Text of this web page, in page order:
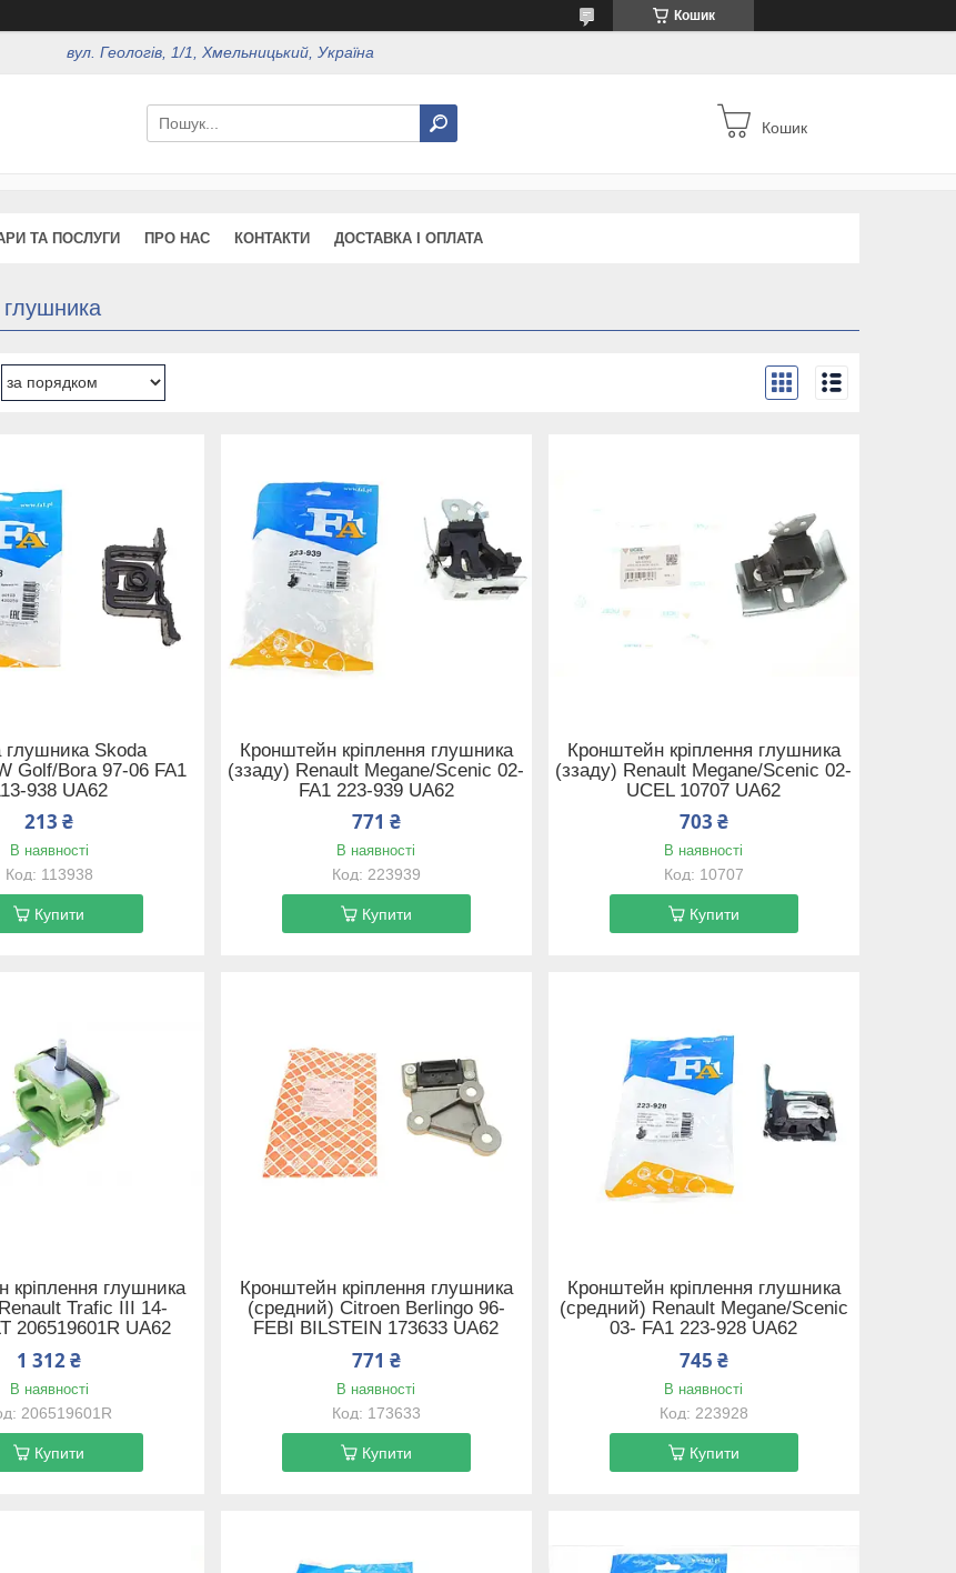
Кошик
вул. Геологів, 1/1, Хмельницький, Україна
Кошик
ТА ПОСЛУГИ ПРО НАС КОНТАКТИ ДОСТАВКА І ОПЛАТА
глушника
глушника Skoda
Golf/Bora 97-06 FA1
938 UA62
213 ₴
В наявності
113938
Купити
Кронштейн кріплення глушника
(ззаду) Renault Megane/Scenic 02-
FA1 223-939 UA62
771 ₴
В наявності
223939
Купити
Кронштейн кріплення глушника
(ззаду) Renault Megane/Scenic 02-
UCEL 10707 UA62
703 ₴
В наявності
10707
Купити
кріплення глушника
Trafic III 14-
206519601R UA62
1 312 ₴
В наявності
206519601R
Купити
Кронштейн кріплення глушника
(средний) Citroen Berlingo 96-
FEBI BILSTEIN 173633 UA62
771 ₴
В наявності
173633
Купити
Кронштейн кріплення глушника
(средний) Renault Megane/Scenic
03- FA1 223-928 UA62
745 ₴
В наявності
223928
Купити